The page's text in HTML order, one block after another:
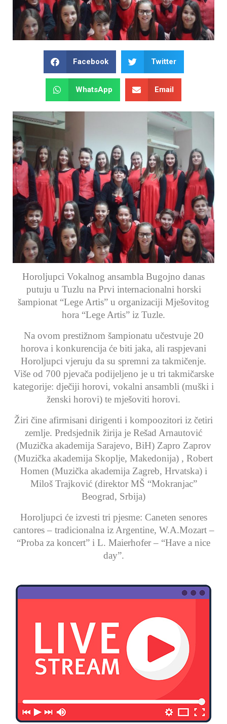
Facebook Twitter
WhatsApp Email
Horoljupci Vokalnog ansambla Bugojno danas
putuju u Tuzlu na Prvi internacionalni horski
šampionat “Lege Artis” u organizaciji Mješovitog
hora “Lege Artis” iz Tuzle.
Na ovom prestižnom šampionatu učestvuje 20
horova i konkurencija će biti jaka, ali raspjevani
Horoljupci vjeruju da su spremni za takmičenje.
Više od 700 pjevača podijeljeno je u tri takmičarske
kategorije: dječiji horovi, vokalni ansambli (muški i
ženski horovi) te mješoviti horovi.
Žiri čine afirmisani dirigenti i kompoozitori iz četiri
zemlje. Predsjednik žirija je Rešad Arnautović
(Muzička akademija Sarajevo, BiH) Zapro Zaprov
(Muzička akademija Skoplje, Makedonija) , Robert
Homen (Muzička akademija Zagreb, Hrvatska) i
Miloš Trajković (direktor MŠ “Mokranjac”
Beograd, Srbija)
Horoljupci će izvesti tri pjesme: Caneten senores
cantores – tradicionalna iz Argentine, W.A.Mozart –
“Proba za koncert” i L. Maierhofer – “Have a nice
day”.